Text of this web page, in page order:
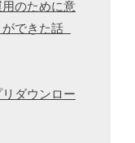
のために意
できた話
リダウンロー